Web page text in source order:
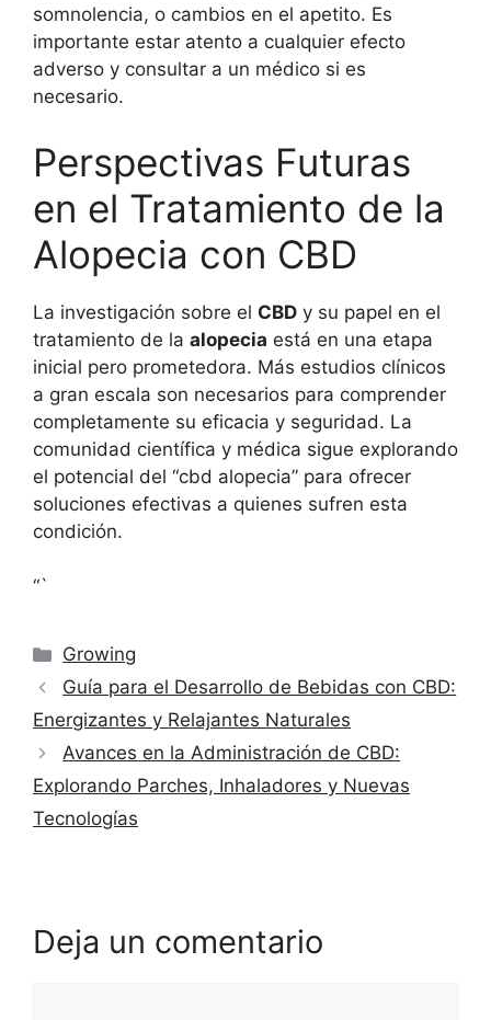
somnolencia, o cambios en el apetito. Es
importante estar atento a cualquier efecto
adverso y consultar a un médico si es
necesario.
Perspectivas Futuras
en el Tratamiento de la
Alopecia con CBD
La investigación sobre el CBD y su papel en el
tratamiento de la alopecia está en una etapa
inicial pero prometedora. Más estudios clínicos
a gran escala son necesarios para comprender
completamente su eficacia y seguridad. La
comunidad científica y médica sigue explorando
el potencial del “cbd alopecia” para ofrecer
soluciones efectivas a quienes sufren esta
condición.
“`
Categorías
Growing
Guía para el Desarrollo de Bebidas con CBD:
Energizantes y Relajantes Naturales
Avances en la Administración de CBD:
Explorando Parches, Inhaladores y Nuevas
Tecnologías
Deja un comentario